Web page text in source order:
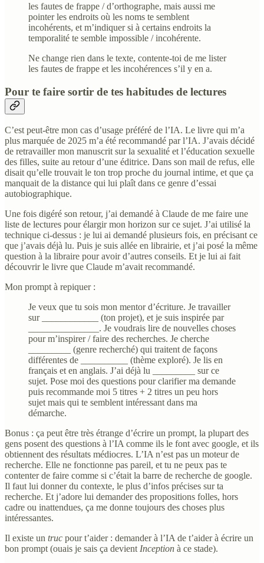
les fautes de frappe / d’orthographe, mais aussi me
pointer les endroits où les noms te semblent
incohérents, et m’indiquer si à certains endroits la
temporalité te semble impossible / incohérente.
Ne change rien dans le texte, contente-toi de me lister
les fautes de frappe et les incohérences s’il y en a.
Pour te faire sortir de tes habitudes de lectures
C’est peut-être mon cas d’usage préféré de l’IA. Le livre qui m’a
plus marquée de 2025 m’a été recommandé par l’IA. J’avais décidé
de retravailler mon manuscrit sur la sexualité et l’éducation sexuelle
des filles, suite au retour d’une éditrice. Dans son mail de refus, elle
disait qu’elle trouvait le ton trop proche du journal intime, et que ça
manquait de la distance qui lui plaît dans ce genre d’essai
autobiographique.
Une fois digéré son retour, j’ai demandé à Claude de me faire une
liste de lectures pour élargir mon horizon sur ce sujet. J’ai utilisé la
technique ci-dessus : je lui ai demandé plusieurs fois, en précisant ce
que j’avais déjà lu. Puis je suis allée en librairie, et j’ai posé la même
question à la libraire pour avoir d’autres conseils. Et je lui ai fait
découvrir le livre que Claude m’avait recommandé.
Mon prompt à repiquer :
Je veux que tu sois mon mentor d’écriture. Je travailler
sur ____________ (ton projet), et je suis inspirée par
_______________. Je voudrais lire de nouvelles choses
pour m’inspirer / faire des recherches. Je cherche
_________ (genre recherché) qui traitent de façons
différentes de __________ (thème exploré). Je lis en
français et en anglais. J’ai déjà lu _________ sur ce
sujet. Pose moi des questions pour clarifier ma demande
puis recommande moi 5 titres + 2 titres un peu hors
sujet mais qui te semblent intéressant dans ma
démarche.
Bonus : ça peut être très étrange d’écrire un prompt, la plupart des
gens posent des questions à l’IA comme ils le font avec google, et ils
obtiennent des résultats médiocres. L’IA n’est pas un moteur de
recherche. Elle ne fonctionne pas pareil, et tu ne peux pas te
contenter de faire comme si c’était la barre de recherche de google.
Il faut lui donner du contexte, le plus d’infos précises sur ta
recherche. Et j’adore lui demander des propositions folles, hors
cadre ou inattendues, ça me donne toujours des choses plus
intéressantes.
Il existe un truc pour t’aider : demander à l’IA de t’aider à écrire un
bon prompt (ouais je sais ça devient Inception à ce stade).